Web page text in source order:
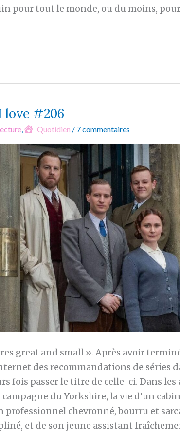
pour tout le monde, ou du moins,
love #206
, Quotidien / 7 commentaires
great and small ». Après avoir
des recommandations de séries
fois passer le titre de celle-ci. Dans les
du Yorkshire, la vie d’un
professionnel chevronné, bourru et
et de son jeune assistant